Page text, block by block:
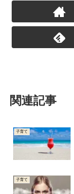
関連記事
子育て
子育て